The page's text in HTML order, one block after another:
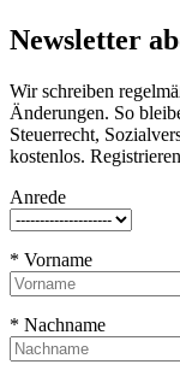
Newsletter
Wir schreiben
Änderungen. So
Steuerrecht,
kostenlos.
Anrede
* Vorname
* Nachname